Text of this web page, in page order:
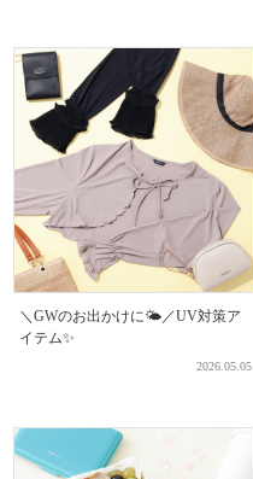
＼GWのお出かけに🌤️／UV対策ア
イテム✨
2026.05.05